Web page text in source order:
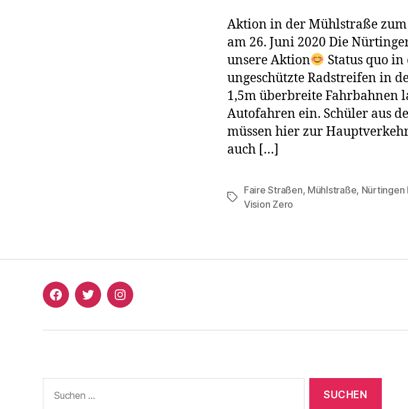
Aktion in der Mühlstraße
am 26. Juni 2020 Die
unsere Aktion
Status quo
ungeschützte Radstreifen in
1,5m überbreite Fahrbahnen
Autofahren ein. Schüler aus
müssen hier zur
auch […]
Schlagwörter
Faire Straßen, Mühlstraße, Nürtingen
Vision Zero
Critical
Nürtingen
Critical
Nürtingen
Critical
Nürtingen
nach: